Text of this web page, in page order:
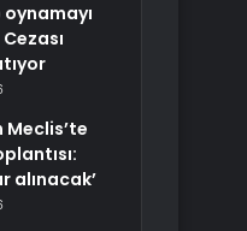
alınacak’